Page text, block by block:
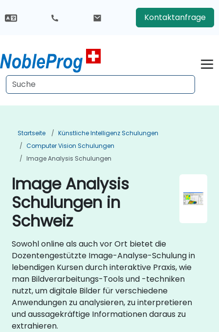
Kontaktanfrage
Startseite
Künstliche Intelligenz Schulungen
Computer Vision Schulungen
Image Analysis Schulungen
Image Analysis
Schulungen in
Schweiz
Sowohl online als auch vor Ort bietet die
Dozentengestützte Image-Analyse-Schulung in
lebendigen Kursen durch interaktive Praxis, wie
man Bildverarbeitungs-Tools und -techniken
nutzt, um digitale Bilder für verschiedene
Anwendungen zu analysieren, zu interpretieren
und aussagekräftige Informationen daraus zu
extrahieren.